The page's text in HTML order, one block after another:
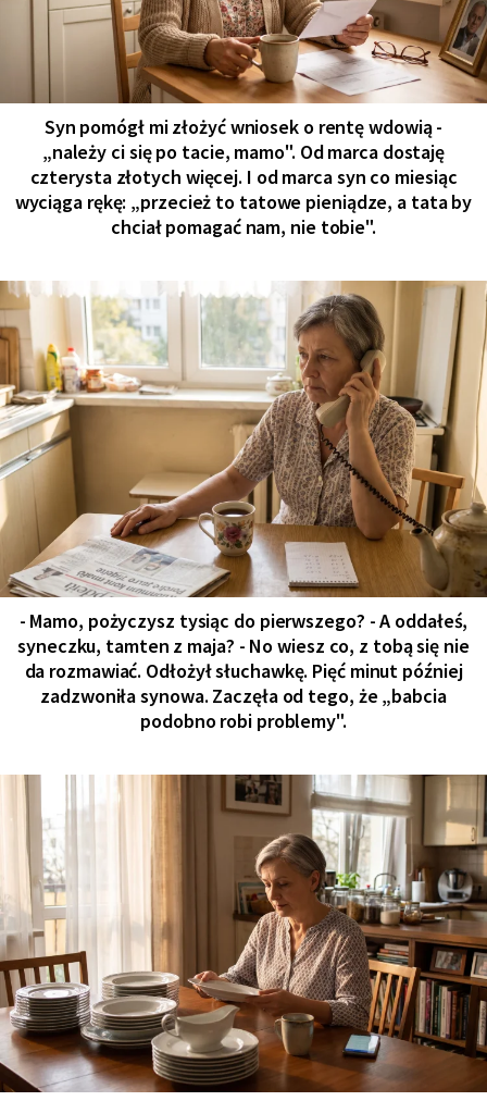
Syn pomógł mi złożyć wniosek o rentę wdowią -
„należy ci się po tacie, mamo". Od marca dostaję
czterysta złotych więcej. I od marca syn co miesiąc
wyciąga rękę: „przecież to tatowe pieniądze, a tata by
chciał pomagać nam, nie tobie".
- Mamo, pożyczysz tysiąc do pierwszego? - A oddałeś,
syneczku, tamten z maja? - No wiesz co, z tobą się nie
da rozmawiać. Odłożył słuchawkę. Pięć minut później
zadzwoniła synowa. Zaczęła od tego, że „babcia
podobno robi problemy".